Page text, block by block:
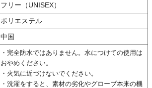
フリー（UNISEX）
ポリエステル
中国
・完全防水ではありません。水につけての使用は
おやめください。
・火気に近づけないでください。
・洗濯をすると、素材の劣化やグローブ本来の機